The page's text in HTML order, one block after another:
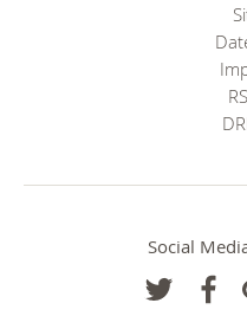
Social